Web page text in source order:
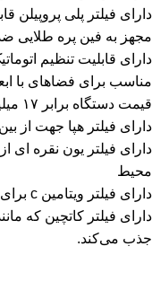
دارای فیلتر پلی پروپیلن
مجهز به فین پره طلایی
دارای قابلیت تنظیم
مناسب برای فضاهای با ابعاد ۲۵ تا ۴۰ متر
قیمت دستگاه برابر ۱۷ میلیون و ۷۲۸ هزار تومان
دارای فیلتر هپا جهت از
دارای فیلتر یون نقره ای
محیط
دارای فیلتر ویتامین c برای لطافت بیشتر پوست در هوای اتاق
دارای فیلتر کاتچین که
جذب می‌کند.